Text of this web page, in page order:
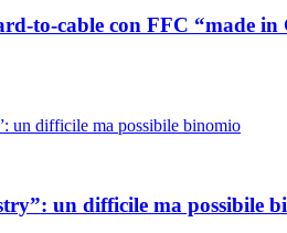
to-cable con FFC “made
un difficile ma possibile